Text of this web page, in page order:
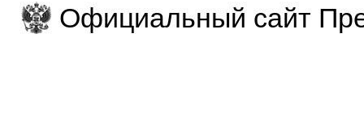
Официальный сайт